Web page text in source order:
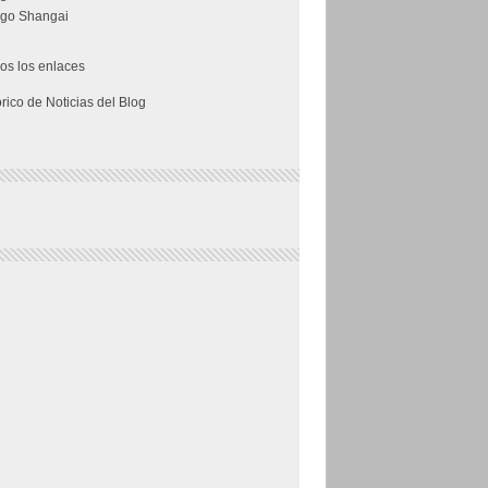
Shangai
los enlaces
de Noticias del Blog